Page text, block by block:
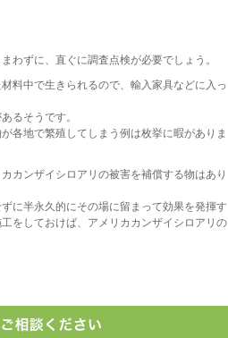
わずに、直ぐに調査点検が必要でしょう。
料中で生きられるので、輸入家具などに入っ
るそうです。
各地で繁殖してしまう例は枚挙に暇がありま
カンザイシロアリの被害を補償する物はあり
に半永久的にその場に留まって効果を発揮す
をしておけば、アメリカカンザイシロアリの